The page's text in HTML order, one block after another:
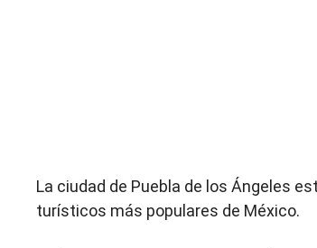
La ciudad de Puebla de los Ángeles
turísticos más populares de México.